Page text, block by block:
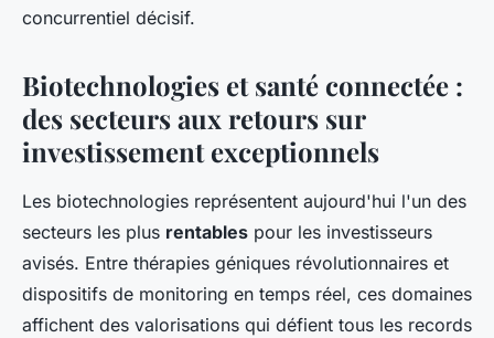
concurrentiel décisif.
Biotechnologies et santé connectée :
des secteurs aux retours sur
investissement exceptionnels
Les biotechnologies représentent aujourd'hui l'un des
secteurs les plus rentables pour les investisseurs
avisés. Entre thérapies géniques révolutionnaires et
dispositifs de monitoring en temps réel, ces domaines
affichent des valorisations qui défient tous les records